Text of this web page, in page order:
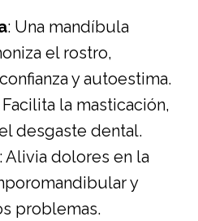
: Una mandíbula
el rostro,
y autoestima.
Facilita la masticación,
desgaste dental.
: Alivia dolores en la
y
problemas.